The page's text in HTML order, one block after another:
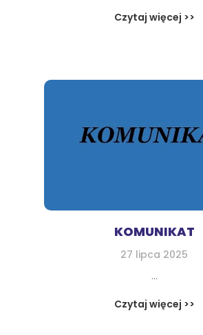
Czytaj więcej >>
KOMUNIKAT
27 lipca 2025
...
Czytaj więcej >>